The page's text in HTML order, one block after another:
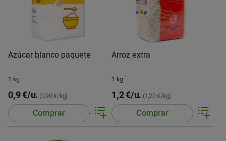
Azúcar blanco paquete
1 kg
0,9 €/u. (0,90 €/kg)
Comprar
Arroz extra
1 kg
1,2 €/u. (1,20 €/kg)
Comprar